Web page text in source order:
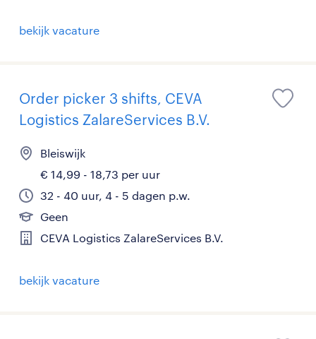
bekijk vacature
Order picker 3 shifts, CEVA
Logistics ZalareServices B.V.
Bleiswijk
€ 14,99 - 18,73 per uur
32 - 40 uur, 4 - 5 dagen p.w.
Geen
CEVA Logistics ZalareServices B.V.
bekijk vacature